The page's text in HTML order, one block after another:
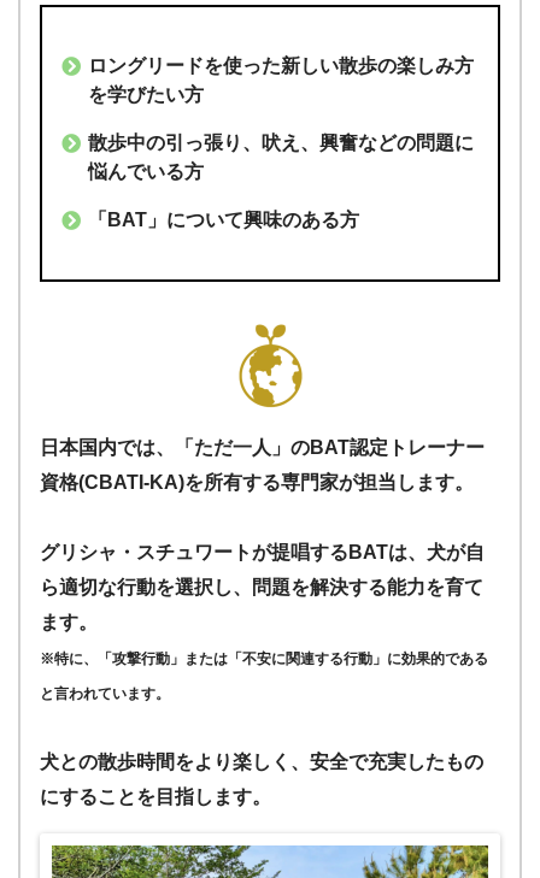
ロングリードを使った新しい散歩の楽しみ方
を学びたい方
散歩中の引っ張り、吠え、興奮などの問題に
悩んでいる方
「BAT」について興味のある方
日本国内では、「ただ一人」のBAT認定トレーナー
資格(CBATI-KA)を所有する専門家が担当します。
グリシャ・スチュワートが提唱するBATは、犬が自
ら適切な行動を選択し、問題を解決する能力を育て
ます。
※特に、「攻撃行動」または「不安に関連する行動」に効果的である
と言われています。
犬との散歩時間をより楽しく、安全で充実したもの
にすることを目指します。